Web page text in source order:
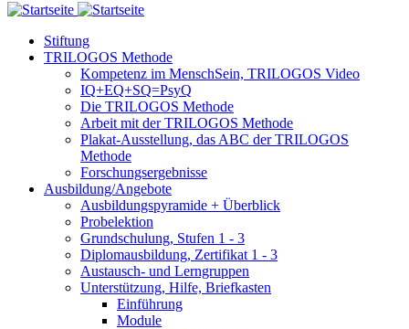
Stiftung
TRILOGOS Methode
Kompetenz im MenschSein, TRILOGOS Video
IQ+EQ+SQ=PsyQ
Die TRILOGOS Methode
Arbeit mit der TRILOGOS Methode
Plakat-Ausstellung, das ABC der TRILOGOS
Methode
Forschungsergebnisse
Ausbildung/Angebote
Ausbildungspyramide + Überblick
Probelektion
Grundschulung, Stufen 1 - 3
Diplomausbildung, Zertifikat 1 - 3
Austausch- und Lerngruppen
Unterstützung, Hilfe, Briefkasten
Einführung
Module